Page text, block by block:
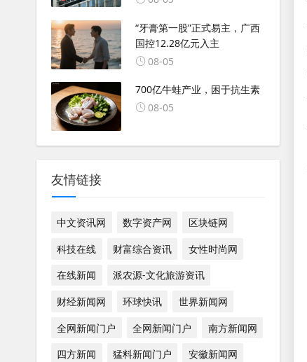
“牙膏第一股”正式易主，广西
国控12.28亿元入主
08-05
700亿牛蛙产业，困于抗生素
08-05
友情链接
中文资讯网 数字资产网
区块链网
科技在线
财富综合资讯
女性时尚网
在线新闻
派农源-文化旅游资讯
财经新闻网
环球快讯
世界新闻网
全网新闻门户
全网新闻门户
南方新闻网
四方新闻
猛料新闻门户
安徽新闻网